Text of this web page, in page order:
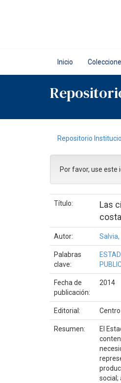
Inicio
Repositorio
Por favor, use
Título:
Las
Autor:
Palabras
clave:
Fecha de
publicación:
2014
Editorial:
Resumen:
El
social;